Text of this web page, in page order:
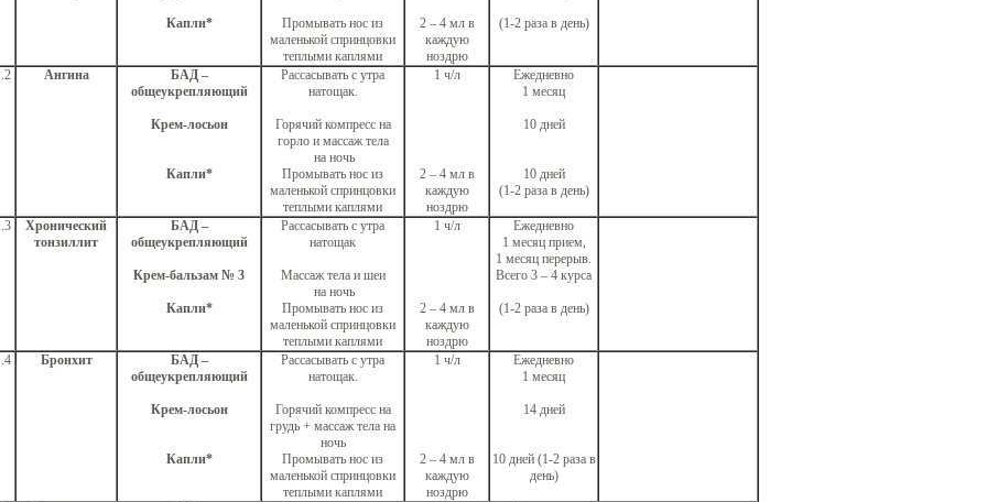
Капли*
Промывать нос из
маленькой спринцовки
теплыми каплями
2 – 4 мл в
каждую
ноздрю
(1-2 раза в день)
Ангина
БАД –
общеукрепляющий
Крем-лосьон
Капли*
Рассасывать с утра
натощак.
Горячий компресс на
горло и массаж тела
на ночь
Промывать нос из
маленькой спринцовки
теплыми каплями
1 ч/л
2 – 4 мл в
каждую
ноздрю
Ежедневно
1 месяц
10 дней
10 дней
(1-2 раза в день)
Хронический
тонзиллит
БАД –
общеукрепляющий
Крем-бальзам № 3
Капли*
Рассасывать с утра
натощак
Массаж тела и шеи
на ночь
Промывать нос из
маленькой спринцовки
теплыми каплями
1 ч/л
2 – 4 мл в
каждую
ноздрю
Ежедневно
1 месяц прием,
1 месяц перерыв.
Всего 3 – 4 курса
(1-2 раза в день)
Бронхит
БАД –
общеукрепляющий
Крем-лосьон
Капли*
Рассасывать с утра
натощак.
Горячий компресс на
грудь + массаж тела на
ночь
Промывать нос из
маленькой спринцовки
теплыми каплями
1 ч/л
2 – 4 мл в
каждую
ноздрю
Ежедневно
1 месяц
14 дней
10 дней (1-2 раза в
день)